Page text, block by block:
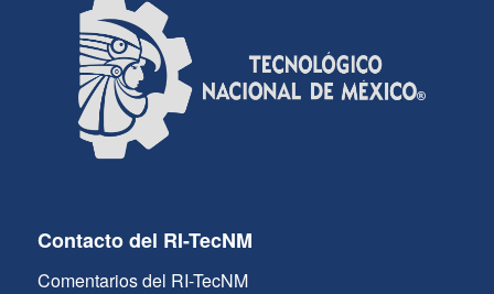
Contacto del RI-TecNM
Comentarios del RI-TecNM